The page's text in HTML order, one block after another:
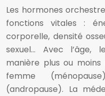
Les hormones
fonctions vitales :
corporelle, densité
sexuel… Avec l’âge,
manière plus ou
femme
(andropause). La